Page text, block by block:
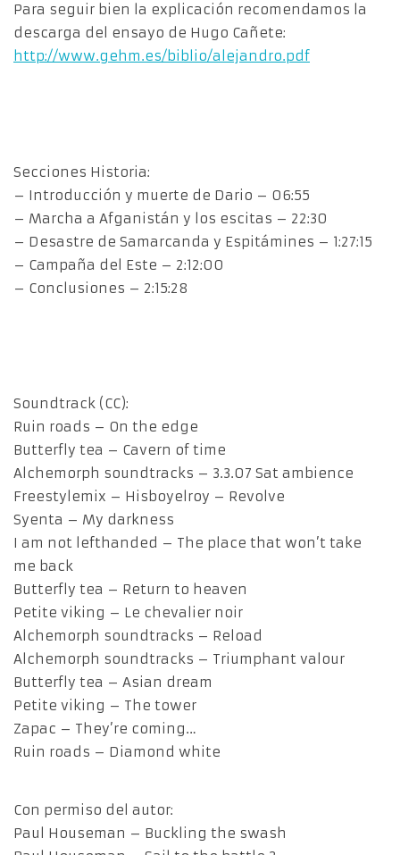
Para seguir bien la explicación recomendamos la
descarga del ensayo de Hugo Cañete:
http://www.gehm.es/biblio/alejandro.pdf
Secciones Historia:
– Introducción y muerte de Dario – 06:55
– Marcha a Afganistán y los escitas – 22:30
– Desastre de Samarcanda y Espitámines – 1:27:15
– Campaña del Este – 2:12:00
– Conclusiones – 2:15:28
Soundtrack (CC):
Ruin roads – On the edge
Butterfly tea – Cavern of time
Alchemorph soundtracks – 3.3.07 Sat ambience
Freestylemix – Hisboyelroy – Revolve
Syenta – My darkness
I am not lefthanded – The place that won’t take
me back
Butterfly tea – Return to heaven
Petite viking – Le chevalier noir
Alchemorph soundtracks – Reload
Alchemorph soundtracks – Triumphant valour
Butterfly tea – Asian dream
Petite viking – The tower
Zapac – They’re coming…
Ruin roads – Diamond white
Con permiso del autor:
Paul Houseman – Buckling the swash